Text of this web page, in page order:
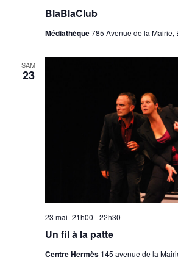
BlaBlaClub
Médiathèque785 Avenue de la Mairie,
SAM
23
Un fil à la patte
23 mai -21h00 -22h30
Centre Hermès 145 avenue de la